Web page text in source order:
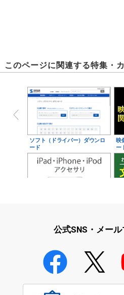
このページに関連する特集・
ソフト（ドライバー）ダウンロ
ード
映
ー
学校教育のICT環境整備特集
公式SNS・メー